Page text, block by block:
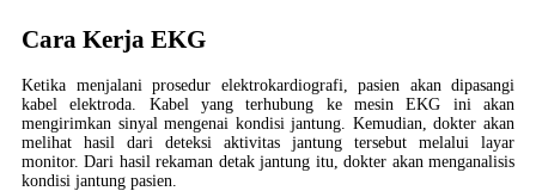
Cara Kerja EKG
Ketika menjalani prosedur elektrokardiografi, pasien akan dipasangi
kabel elektroda. Kabel yang terhubung ke mesin EKG ini akan
mengirimkan sinyal mengenai kondisi jantung. Kemudian, dokter akan
melihat hasil dari deteksi aktivitas jantung tersebut melalui layar
monitor. Dari hasil rekaman detak jantung itu, dokter akan menganalisis
kondisi jantung pasien.